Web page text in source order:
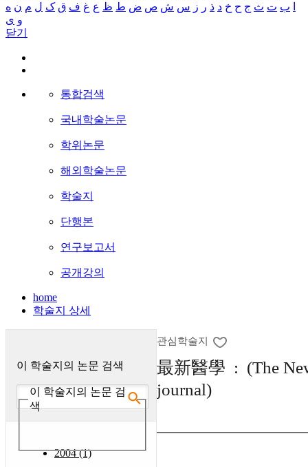
ب ت ث ج ح خ د ذ ر ز س ش ص ض ط ظ ع غ ف ق ک ل م ن ه
و ی
닫기
통합검색
국내학술논문
학위논문
해외학술논문
학술지
단행본
연구보고서
공개강의
home
학술지 상세
이 학술지의 논문 검색
이 학술지의 논문 검
색
2004 (1)
관심학술지
最新醫學 : (The
journal)